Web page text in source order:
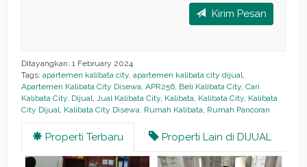
Kirim Pesan
Ditayangkan: 1 February 2024
Tags: apartemen kalibata city, apartemen kalibata city dijual,
Apartemen Kalibata City Disewa, APR256, Beli Kalibata City, Cari
Kalibata City, Dijual, Jual Kalibata City, Kalibata, Kalibata City, Kalibata
City Dijual, Kalibata City Disewa, Rumah Kalibata, Rumah Pancoran
Properti Terbaru Properti Lain di DIJUAL